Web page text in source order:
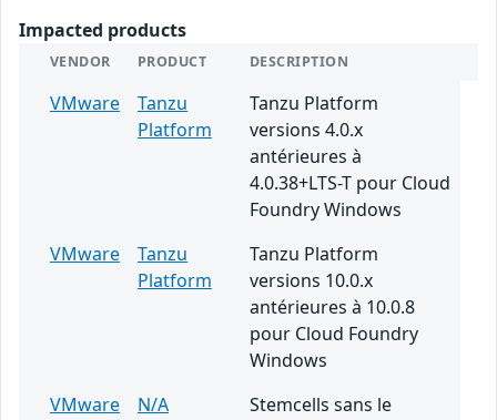
Impacted products
VENDOR PRODUCT DESCRIPTION
VMware
Tanzu
Platform
Tanzu Platform
versions 4.0.x
antérieures à
4.0.38+LTS-T pour Cloud
Foundry Windows
VMware
Tanzu
Platform
Tanzu Platform
versions 10.0.x
antérieures à 10.0.8
pour Cloud Foundry
Windows
VMware
N/A
Stemcells sans le